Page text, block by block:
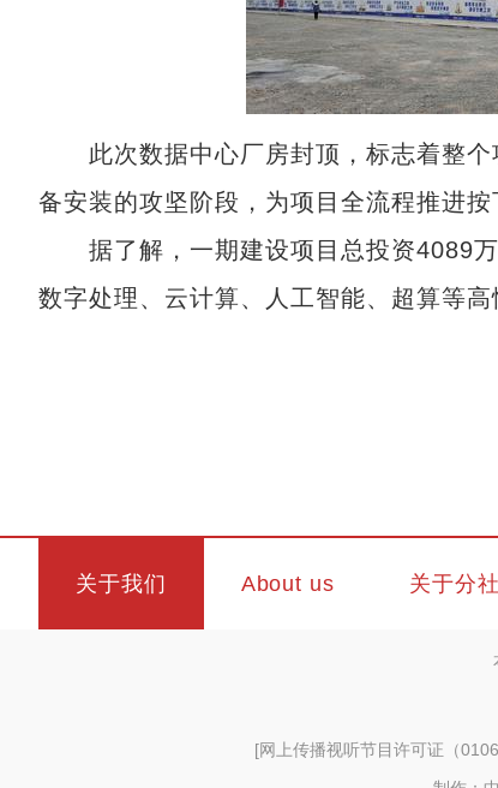
此次数据中心厂房封顶，标志着整个
备安装的攻坚阶段，为项目全流程推进按
据了解，一期建设项目总投资4089万
数字处理、云计算、人工智能、超算等
关于我们 About us 关于分
[网上传播视听节目许可证（